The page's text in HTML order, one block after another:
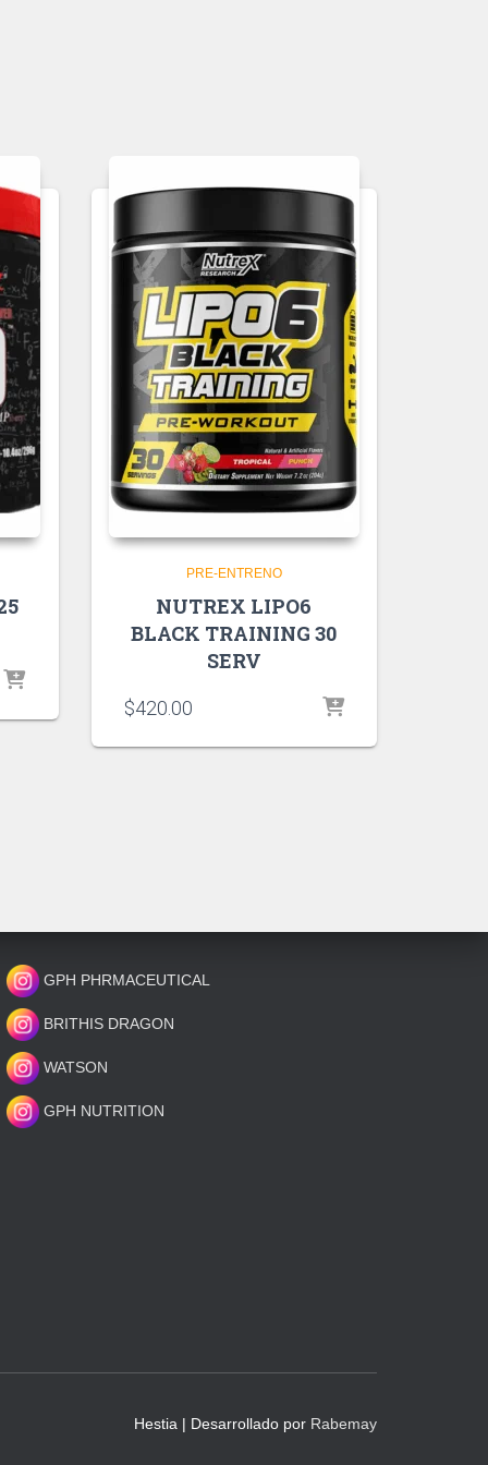
PRE-ENTRENO
NUTREX LIPO6
BLACK TRAINING 30
SERV
$420.00
GPH PHRMACEUTICAL
BRITHIS DRAGON
WATSON
GPH NUTRITION
Hestia | Desarrollado por Rabemay